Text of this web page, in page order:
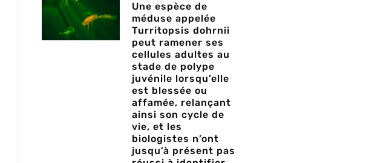
Une espèce de
méduse appelée
Turritopsis dohrnii
peut ramener ses
cellules adultes au
stade de polype
juvénile lorsqu’elle
est blessée ou
affamée, relançant
ainsi son cycle de
vie, et les
biologistes n’ont
jusqu’à présent pas